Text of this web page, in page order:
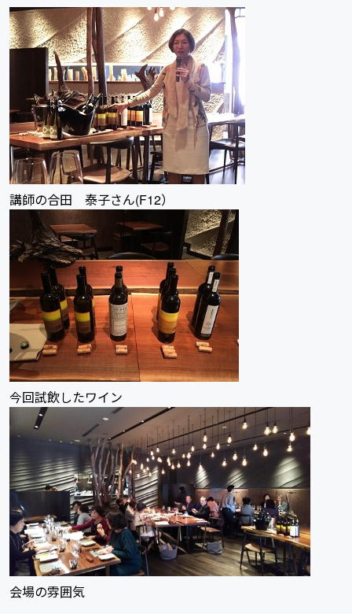
講師の合田 泰子さん(F12）
今回試飲したワイン
会場の雰囲気